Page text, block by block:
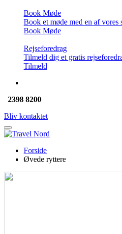
Book Møde
Book et møde med en af vores
Book Møde
Rejseforedrag
Tilmeld dig et gratis
Tilmeld
2398 8200
Bliv kontaktet
Forside
Øvede ryttere